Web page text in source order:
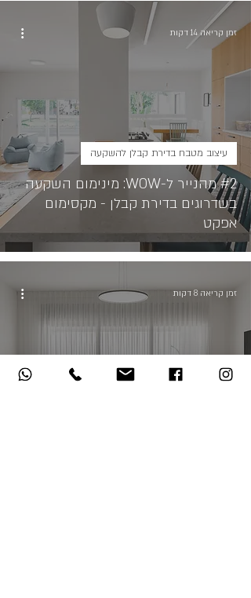
#2 מהנייר ל-WOW: מינימום השקעה
בשדרוגים בדירת קבלן - מקסימום
אפקט
עיצוב מטבח בדירת קבלן להשקעה
זמן קריאה 14 דקות
זמן קריאה 8 דקות